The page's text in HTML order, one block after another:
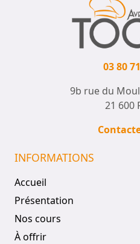
03 80
9b rue du
21 600
INFORMATIONS
Accueil
Présentation
Nos cours
À offrir